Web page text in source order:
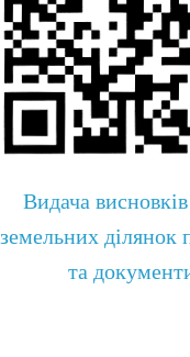
Видача
земельних ділянок
та